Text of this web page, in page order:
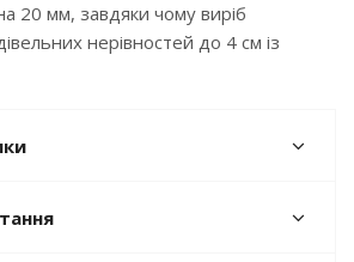
20 мм, завдяки чому виріб
нерівностей до 4 см із